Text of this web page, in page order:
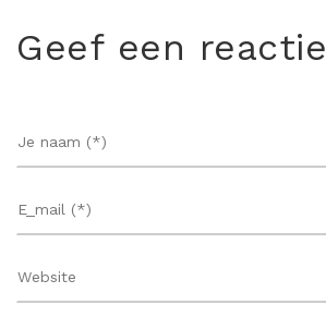
Geef een reactie